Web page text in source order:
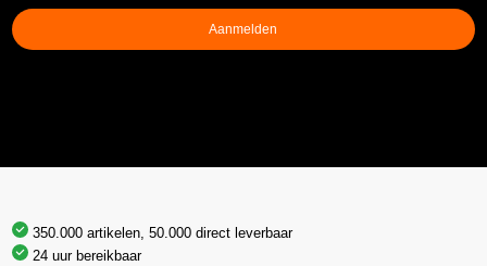
Aanmelden
350.000 artikelen, 50.000 direct leverbaar
24 uur bereikbaar